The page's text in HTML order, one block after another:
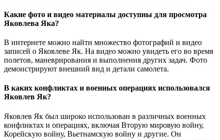
Какие фото и видео материалы доступны для просмотра
Яковлева Яка?
В интернете можно найти множество фотографий и видео
записей о Яковлеве Як. На видео можно увидеть его во время
полетов, маневрирования и выполнения других задач. Фото
демонстрируют внешний вид и детали самолета.
В каких конфликтах и военных операциях использовался
Яковлев Як?
Яковлев Як был широко использован в различных военных
конфликтах и операциях, включая Вторую мировую войну,
Корейскую войну, Вьетнамскую войну и другие. Он